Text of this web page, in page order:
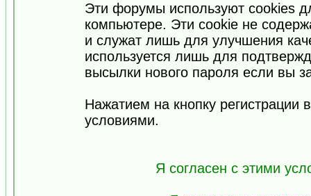
Эти форумы используют cookies
компьютере. Эти cookie не
и служат лишь для улучшения
используется лишь для
высылки нового пароля если вы
Нажатием на кнопку регистрации
условиями.
Я согласен с этими